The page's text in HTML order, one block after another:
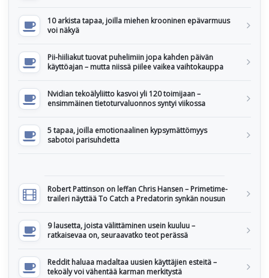
10 arkista tapaa, joilla miehen krooninen epävarmuus
voi näkyä
Pii-hiiliakut tuovat puhelimiin jopa kahden päivän
käyttöajan – mutta niissä piilee vaikea vaihtokauppa
Nvidian tekoälyliitto kasvoi yli 120 toimijaan –
ensimmäinen tietoturvaluonnos syntyi viikossa
5 tapaa, joilla emotionaalinen kypsymättömyys
sabotoi parisuhdetta
Robert Pattinson on leffan Chris Hansen – Primetime-
traileri näyttää To Catch a Predatorin synkän nousun
9 lausetta, joista välittäminen usein kuuluu –
ratkaisevaa on, seuraavatko teot perässä
Reddit haluaa madaltaa uusien käyttäjien esteitä –
tekoäly voi vähentää karman merkitystä